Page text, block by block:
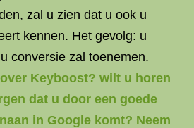
zal u zien dat u ook u
kennen. Het gevolg: u
conversie zal toenemen.
Keyboost? wilt u horen
dat u door een goede
in Google komt? Neem